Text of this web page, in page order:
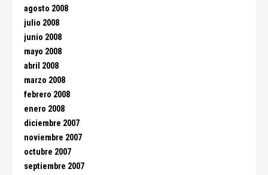
agosto 2008
julio 2008
junio 2008
mayo 2008
abril 2008
marzo 2008
febrero 2008
enero 2008
diciembre 2007
noviembre 2007
octubre 2007
septiembre 2007